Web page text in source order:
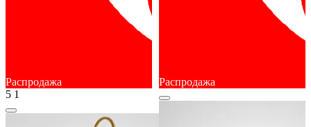
Распродажа
5 1
Распродажа